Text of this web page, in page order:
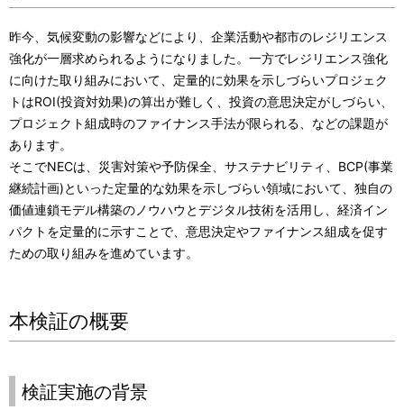
昨今、気候変動の影響などにより、企業活動や都市のレジリエンス
強化が一層求められるようになりました。一方でレジリエンス強化
に向けた取り組みにおいて、定量的に効果を示しづらいプロジェク
トはROI(投資対効果)の算出が難しく、投資の意思決定がしづらい、
プロジェクト組成時のファイナンス手法が限られる、などの課題が
あります。
そこでNECは、災害対策や予防保全、サステナビリティ、BCP(事業
継続計画)といった定量的な効果を示しづらい領域において、独自の
価値連鎖モデル構築のノウハウとデジタル技術を活用し、経済イン
パクトを定量的に示すことで、意思決定やファイナンス組成を促す
ための取り組みを進めています。
本検証の概要
検証実施の背景